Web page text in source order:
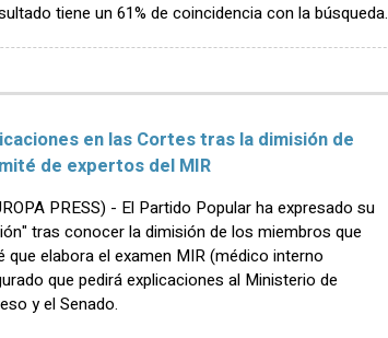
tiene un 61% de coincidencia con la búsqueda.
en las Cortes tras la dimisión de
de expertos del MIR
PRESS) - El Partido Popular ha expresado su
tras conocer la dimisión de los miembros que
elabora el examen MIR (médico interno
que pedirá explicaciones al Ministerio de
y el Senado.